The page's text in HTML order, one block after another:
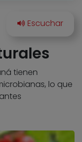
tienen
lo que